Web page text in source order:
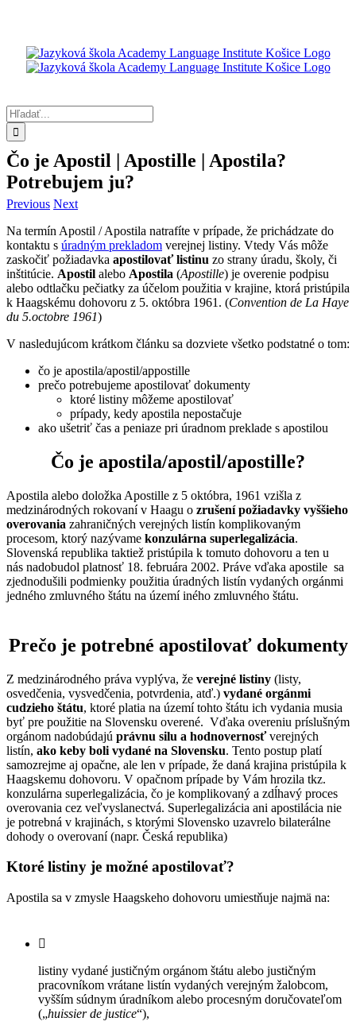
Hľadať:
Čo je Apostil | Apostille | Apostila?
Potrebujem ju?
Previous Next
Na termín Apostil / Apostila natrafíte v prípade, že prichádzate do
kontaktu s úradným prekladom verejnej listiny. Vtedy Vás môže
zaskočiť požiadavka apostilovať listinu zo strany úradu, školy, či
inštitúcie. Apostil alebo Apostila (Apostille) je overenie podpisu
alebo odtlačku pečiatky za účelom použitia v krajine, ktorá pristúpila
k Haagskému dohovoru z 5. októbra 1961. (Convention de La Haye
du 5.octobre 1961)
V nasledujúcom krátkom článku sa dozviete všetko podstatné o tom:
čo je apostila/apostil/appostille
prečo potrebujeme apostilovať dokumenty
ktoré listiny môžeme apostilovať
prípady, kedy apostila nepostačuje
ako ušetriť čas a peniaze pri úradnom preklade s apostilou
Čo je apostila/apostil/apostille?
Apostila alebo doložka Apostille z 5 októbra, 1961 vzišla z
medzinárodných rokovaní v Haagu o zrušení požiadavky vyššieho
overovania zahraničných verejných listín komplikovaným
procesom, ktorý nazývame konzulárna superlegalizácia.
Slovenská republika taktiež pristúpila k tomuto dohovoru a ten u
nás nadobudol platnosť 18. februára 2002. Práve vďaka apostile sa
zjednodušili podmienky použitia úradných listín vydaných orgánmi
jedného zmluvného štátu na území iného zmluvného štátu.
Prečo je potrebné apostilovať dokumenty
Z medzinárodného práva vyplýva, že verejné listiny (listy,
osvedčenia, vysvedčenia, potvrdenia, atď.) vydané orgánmi
cudzieho štátu, ktoré platia na území tohto štátu ich vydania musia
byť pre použitie na Slovensku overené. Vďaka overeniu príslušným
orgánom nadobúdajú právnu silu a hodnovernosťverejných
listín, ako keby boli vydané na Slovensku. Tento postup platí
samozrejme aj opačne, ale len v prípade, že daná krajina pristúpila k
Haagskemu dohovoru. V opačnom prípade by Vám hrozila tkz.
konzulárna superlegalizácia, čo je komplikovaný a zdĺhavý proces
overovania cez veľvyslanectvá. Superlegalizácia ani apostilácia nie
je potrebná v krajinách, s ktorými Slovensko uzavrelo bilaterálne
dohody o overovaní (napr. Česká republika)
Ktoré listiny je možné apostilovať?
Apostila sa v zmysle Haagskeho dohovoru umiestňuje najmä na:
listiny vydané justičným orgánom štátu alebo justičným
pracovníkom vrátane listín vydaných verejným žalobcom,
vyšším súdnym úradníkom alebo procesným doručovateľom
(„huissier de justice“),